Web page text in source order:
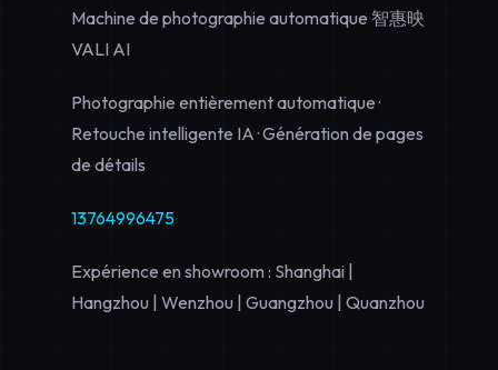
Machine de photographie automatique 智惠映
VALI AI
Photographie entièrement automatique ·
Retouche intelligente IA · Génération de pages
de détails
13764996475
Expérience en showroom : Shanghai |
Hangzhou | Wenzhou | Guangzhou | Quanzhou